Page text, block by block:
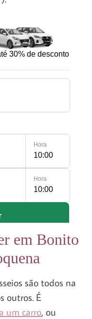
em Bonito
são todos na
outros. É
um carro, ou